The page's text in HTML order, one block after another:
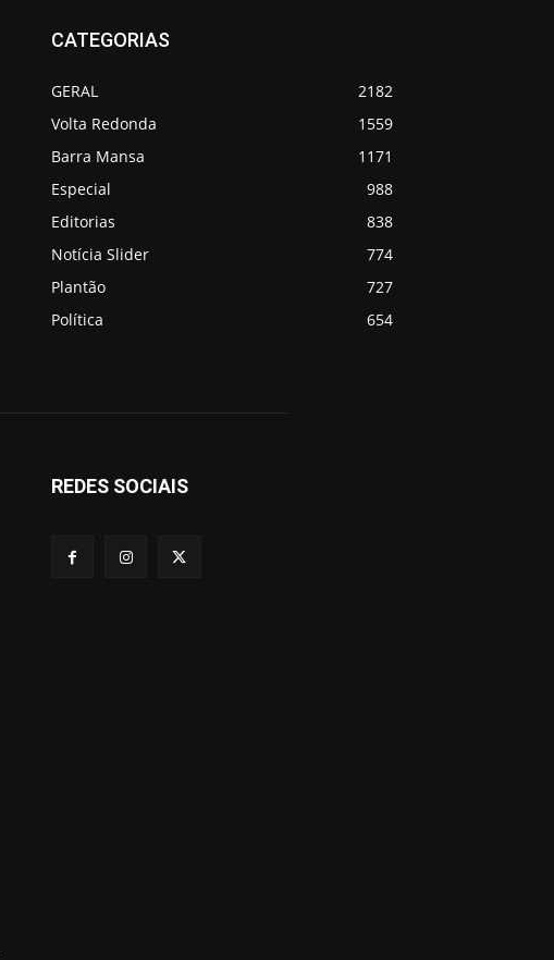
CATEGORIAS
GERAL
2182
Volta Redonda
1559
Barra Mansa
1171
Especial
988
Editorias
838
Notícia Slider
774
Plantão
727
Política
654
REDES SOCIAIS